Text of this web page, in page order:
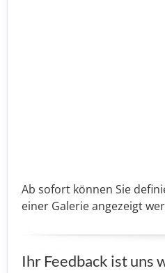
Ab sofort können Sie
einer Galerie angezeigt
Ihr Feedback ist uns